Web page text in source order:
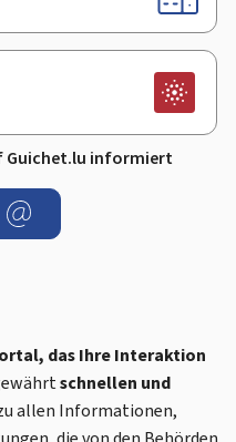
Guichet.lu informiert
das Ihre Interaktion
schnellen und
allen Informationen,